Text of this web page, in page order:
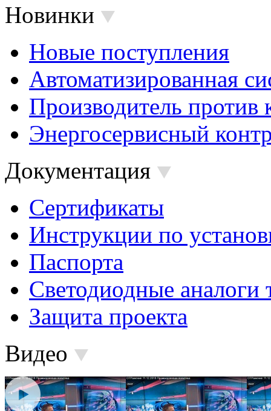
Новинки
Новые поступления
Автоматизированная
Производитель против
Энергосервисный
Документация
Сертификаты
Инструкции по
Паспорта
Светодиодные аналоги
Защита проекта
Видео